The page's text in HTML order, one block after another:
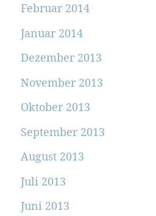
Februar 2014
Januar 2014
Dezember 2013
November 2013
Oktober 2013
September 2013
August 2013
Juli 2013
Juni 2013